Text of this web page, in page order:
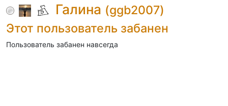
Галина (ggb2007)
Этот пользователь забанен
Пользователь забанен навсегда